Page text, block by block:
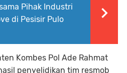
Pihak Industri
di Pesisir Pulo
Kombes Pol Ade Rahmat
penyelidikan tim resmob